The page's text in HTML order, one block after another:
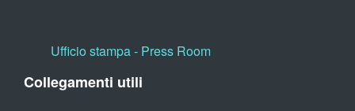
Ufficio stampa - Press Room
Collegamenti utili